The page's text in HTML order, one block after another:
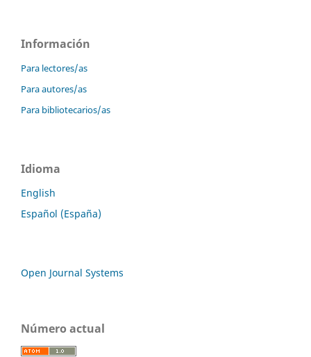
Información
Para lectores/as
Para autores/as
Para bibliotecarios/as
Idioma
English
Español (España)
Open Journal Systems
Número actual